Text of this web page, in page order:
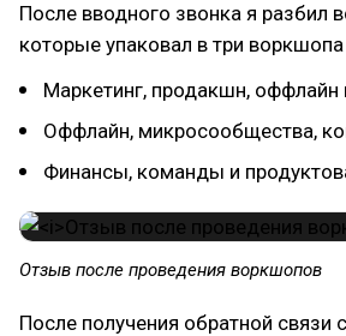
После вводного звонка я
которые упаковал в три
Маркетинг, продакшн,
Оффлайн, микросообщества,
Финансы, команды и
Отзыв после проведения воркшопов
После получения обратной связи